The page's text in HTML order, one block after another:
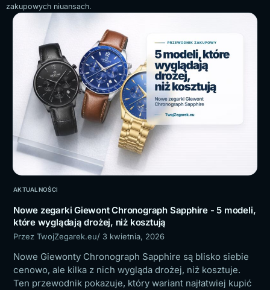
zakupowych niuansach.
AKTUALNOŚCI
Nowe zegarki Giewont Chronograph Sapphire - 5 modeli,
które wyglądają drożej, niż kosztują
Przez TwojZegarek.eu/ 3 kwietnia, 2026
Nowe Giewonty Chronograph Sapphire są blisko siebie
cenowo, ale kilka z nich wygląda drożej, niż kosztuje.
Ten przewodnik pokazuje, który wariant najłatwiej kupić